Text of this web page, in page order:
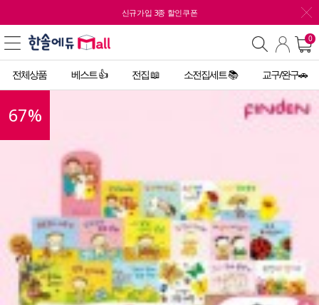
신규가입 3종 할인쿠폰
0
전체상품 베스트 👍 전집 📖 소전집세트 📚 교구/완구🚗
67%